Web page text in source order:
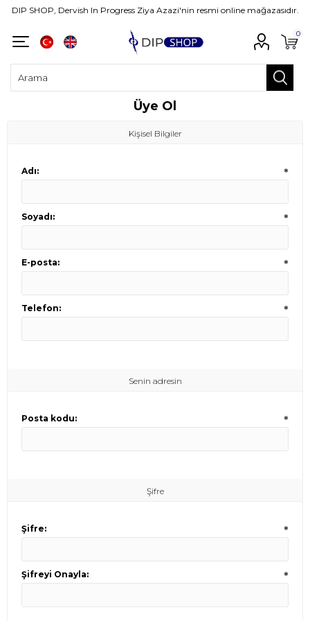
DIP SHOP, Dervish In Progress Ziya Azazi'nin resmi online mağazasıdır.
0
Üye Ol
Kişisel Bilgiler
Adı: *
Soyadı: *
E-posta: *
Telefon: *
Senin adresin
Posta kodu: *
Şifre
Şifre: *
Şifreyi Onayla: *